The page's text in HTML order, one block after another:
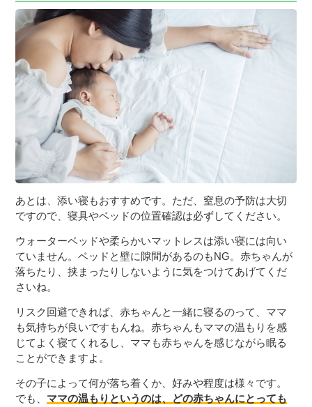
あとは、添い寝もおすすめです。ただ、窒息の予防は大切
ですので、寝具やベッドの位置確認は必ずしてください。
ウォーターベッドや柔らかいマットレスは添い寝には向い
ていません。ベッドと壁に隙間があるのもNG。赤ちゃんが
落ちたり、挟まったりしないように気をつけてあげてくだ
さいね。
リスク回避できれば、赤ちゃんと一緒に寝るのって、ママ
も気持ちが良いですもんね。赤ちゃんもママの温もりを感
じてよく寝てくれるし、ママも赤ちゃんを感じながら眠る
ことができますよ。
その子によって何が落ち着くか、好みや程度は様々です。
でも、 ママの温もりというのは、どの赤ちゃんにとっても